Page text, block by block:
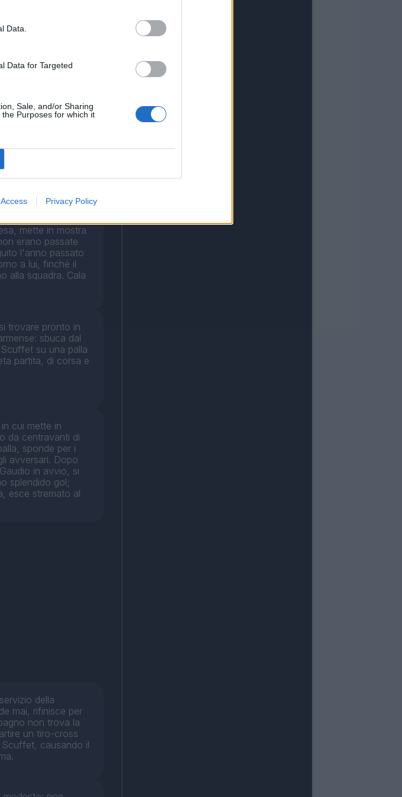
Data.
Data for Targeted
Sale, and/or Sharing
Purposes for which it
Privacy Policy
e non riesce a
la partita, il
demerito
riescono a dare
mette in mostra
erano passate
l'anno passato
a lui, finché il
alla squadra. Cala
trovare pronto in
sbuca dal
su una palla
partita, di corsa e
cui mette in
da centravanti di
sponde per i
avversari. Dopo
in avvio, si
splendido gol;
esce stremato al
della
mai, rifinisce per
non trova la
un tiro-cross
causando il